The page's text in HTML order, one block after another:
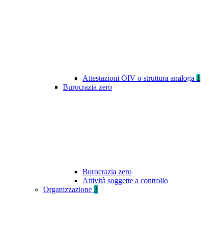
Attestazioni OIV o struttura analoga 1
Burocrazia zero
Burocrazia zero
Attività soggette a controllo
Organizzazione 3